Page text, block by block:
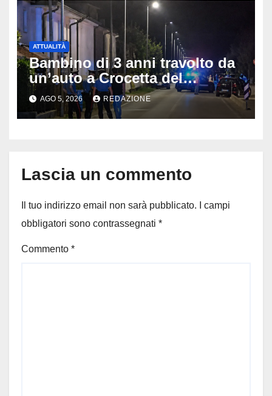
ATTUALITÀ
Bambino di 3 anni travolto da
un’auto a Crocetta del
Montello: è gravissimo,
trasportato in elicottero a
Padova
AGO 5, 2026 REDAZIONE
Lascia un commento
Il tuo indirizzo email non sarà pubblicato.
I campi
obbligatori sono contrassegnati *
Commento *